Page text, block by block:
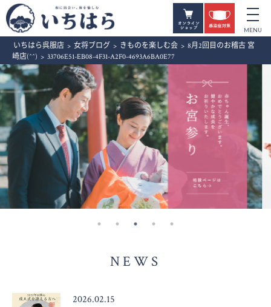
いちはら呉服店 > 女将ブログ > きものを楽しむ会 > 8月2回目のお稽古 宮
崎店(^^) > 33706E51-EB08-4F31-A2F0-4693A6BA0E77
NEWS
2026.02.15